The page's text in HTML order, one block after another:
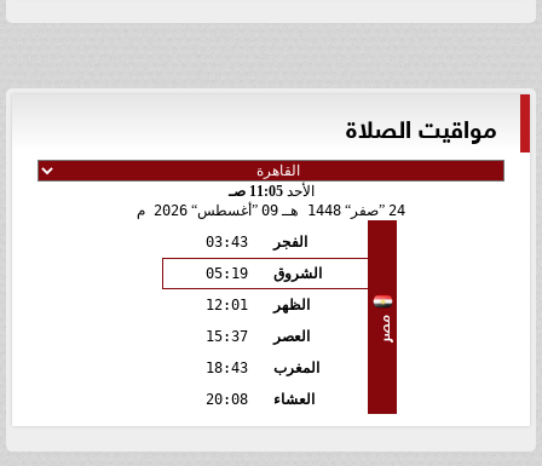
مواقيت الصلاة
الأحد11:05 صـ
24 صفر 1448 هـ 09 أغسطس 2026 م
مصر
الفجر
03:43
الشروق
05:19
الظهر
12:01
العصر
15:37
المغرب
18:43
العشاء
20:08